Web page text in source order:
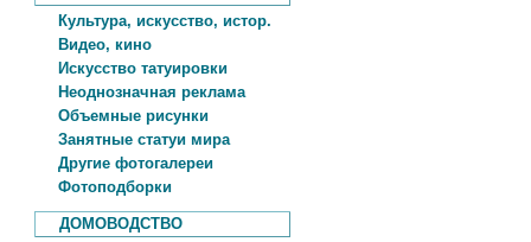
Культура, искусство, истор.
Видео, кино
Искусство татуировки
Неоднозначная реклама
Объемные рисунки
Занятные статуи мира
Другие фотогалереи
Фотоподборки
ДОМОВОДСТВО